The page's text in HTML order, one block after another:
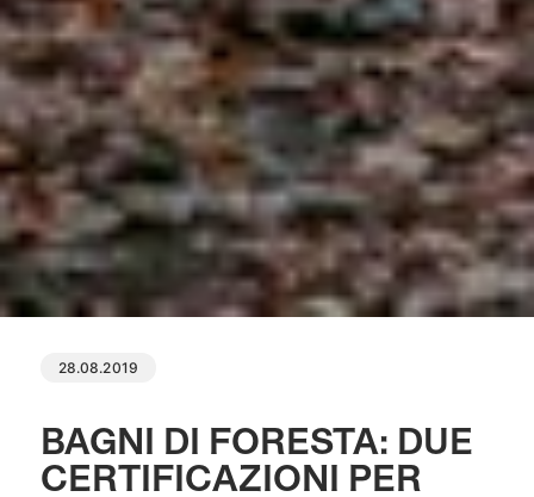
28.08.2019
BAGNI DI FORESTA: DUE
CERTIFICAZIONI PER